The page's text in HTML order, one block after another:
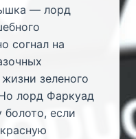
— лорд
согнал на
зеленого
лорд Фаркуад
если